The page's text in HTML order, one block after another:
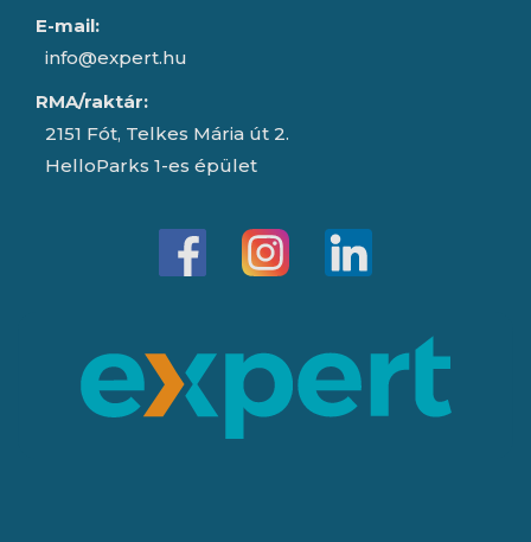
E-mail:
info@expert.hu
RMA/raktár:
2151 Fót, Telkes Mária út 2.
HelloParks 1-es épület